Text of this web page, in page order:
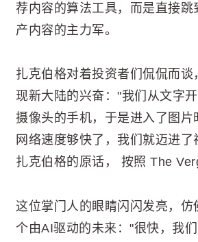
荐内容的算法工具，而是直接跳
产内容的主力军。
扎克伯格对着投资者们侃侃而谈
现新大陆的兴奋："我们从文字
摄像头的手机，于是进入了图片
网络速度够快了，我们就迈进了
扎克伯格的原话， 按照 The
这位掌门人的眼睛闪闪发亮，仿
个由AI驱动的未来："很快，我